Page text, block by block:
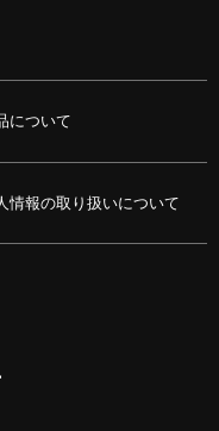
について
情報の取り扱いについて